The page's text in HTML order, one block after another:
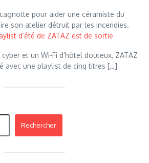
pour aider une céramiste du
son atelier détruit par les incendies.
d’été de ZATAZ est de sortie
et un Wi-Fi d’hôtel douteux, ZATAZ
avec une playlist de cinq titres […]
Rechercher